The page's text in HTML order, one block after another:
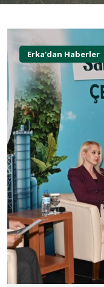
Erka'dan Haberler